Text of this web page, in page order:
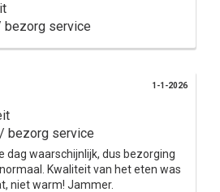
bezorg service
bezorg service
dag waarschijnlijk, dus bezorging
Kwaliteit van het eten was
niet warm! Jammer.
1-1-2026